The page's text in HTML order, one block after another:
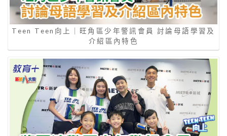
Teen Teen向上｜旺角區少年警訊會員 討論母語學習及
介紹區內特色